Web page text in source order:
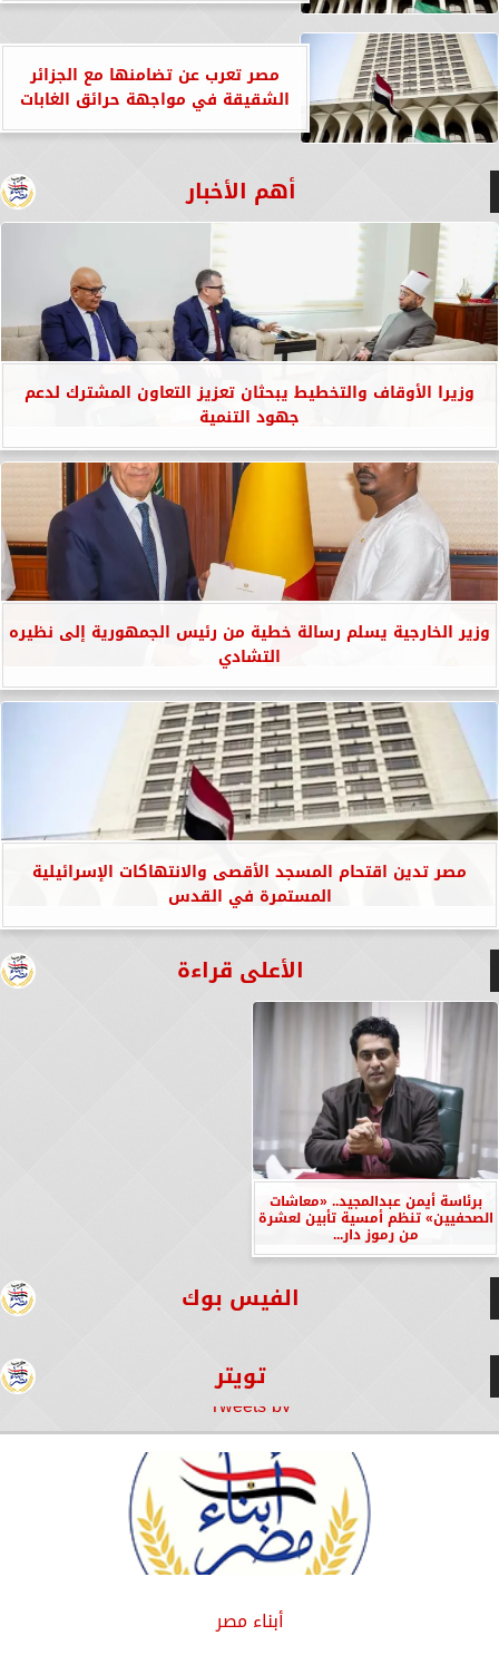
مصر تعرب عن تضامنها مع الجزائر
الشقيقة في مواجهة حرائق الغابات
أهم الأخبار
وزيرا الأوقاف والتخطيط يبحثان تعزيز التعاون المشترك لدعم
جهود التنمية
وزير الخارجية يسلم رسالة خطية من رئيس الجمهورية إلى نظيره
التشادي
مصر تدين اقتحام المسجد الأقصى والانتهاكات الإسرائيلية
المستمرة في القدس
الأعلى قراءة
برئاسة أيمن عبدالمجيد.. «معاشات
الصحفيين» تنظم أمسية تأبين لعشرة
من رموز دار...
الفيس بوك
تويتر
Tweets by
أبناء مصر